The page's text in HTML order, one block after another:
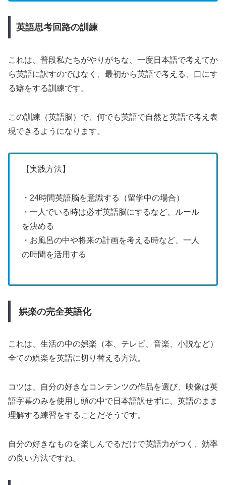
英語思考回路の訓練
これは、普段私たちがやりがちな、一度日本語で考えてか
ら英語に訳すのではなく、最初から英語で考える、口にす
る癖をする訓練です。
この訓練（英語脳）で、何でも英語で自然と英語で考え表
現できるようになります。
【実践方法】
・24時間英語脳を意識する（留学中の場合）
・一人でいる時は必ず英語脳にするなど、ルール
を決める
・お風呂の中や将来の計画を考える時など、一人
の時間を活用する
娯楽の完全英語化
これは、生活の中の娯楽（本、テレビ、音楽、小説など）
全ての娯楽を英語に切り替える方法。
コツは、自分の好きなコンテンツの作品を選び、映像は英
語字幕のみを使用し頭の中で日本語訳せずに、英語のまま
理解する練習をすることだそうです。
自分の好きなものを楽しんでるだけで英語力がつく、効率
の良い方法ですね。